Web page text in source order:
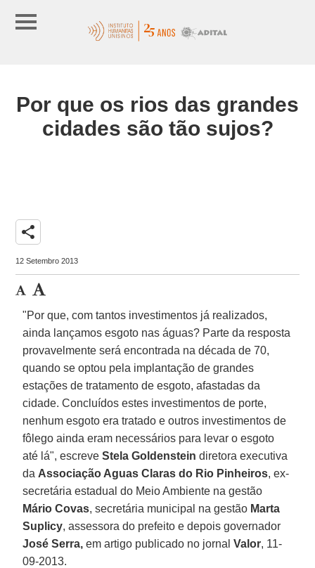
Por que os rios das grandes
cidades são tão sujos?
share
12 Setembro 2013
"Por que, com tantos investimentos já realizados,
ainda lançamos esgoto nas águas? Parte da resposta
provavelmente será encontrada na década de 70,
quando se optou pela implantação de grandes
estações de tratamento de esgoto, afastadas da
cidade. Concluídos estes investimentos de porte,
nenhum esgoto era tratado e outros investimentos de
fôlego ainda eram necessários para levar o esgoto
até lá", escreveStela Goldenstein diretora executiva
da Associação Aguas Claras do Rio Pinheiros, ex-
secretária estadual do Meio Ambiente na gestão
Mário Covas, secretária municipal na gestão Marta
Suplicy, assessora do prefeito e depois governador
José Serra,em artigo publicado no jornalValor, 11-
09-2013.